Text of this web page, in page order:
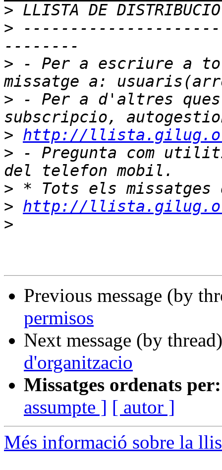
>
>
> - Per a escriure a
> - Per a d'altres
> http://
> - Pregunta com
>
> http://
>
Previous message (by
permisos
Next message (by
d'organitzacio
Missatges ordenats per:
assumpte ] [ autor ]
Més informació sobre la